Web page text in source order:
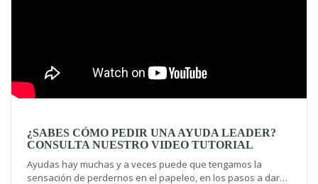
¿SABES CÓMO PEDIR UNA AYUDA LEADER?
CONSULTA NUESTRO VIDEO TUTORIAL
Ayudas hay muchas y a veces puede que tengamos la
sensación de perdernos en el papeleo, en los pasos a dar…